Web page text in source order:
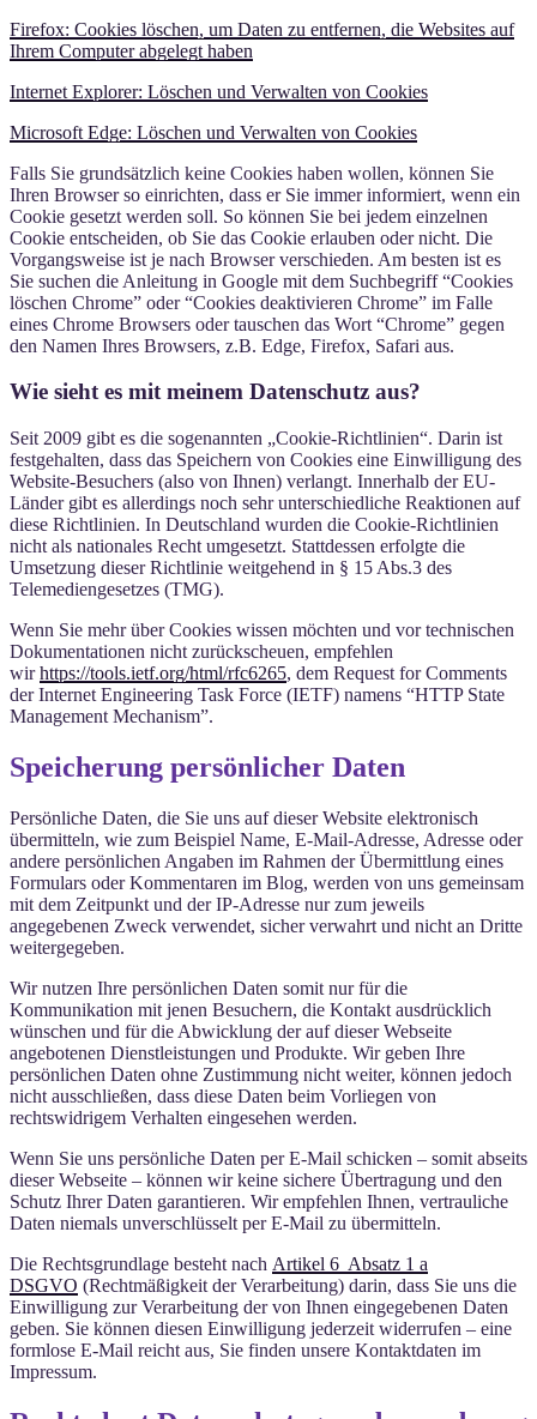
Firefox: Cookies löschen, um Daten zu entfernen, die Websites auf
Ihrem Computer abgelegt haben
Internet Explorer: Löschen und Verwalten von Cookies
Microsoft Edge: Löschen und Verwalten von Cookies
Falls Sie grundsätzlich keine Cookies haben wollen, können Sie
Ihren Browser so einrichten, dass er Sie immer informiert, wenn ein
Cookie gesetzt werden soll. So können Sie bei jedem einzelnen
Cookie entscheiden, ob Sie das Cookie erlauben oder nicht. Die
Vorgangsweise ist je nach Browser verschieden. Am besten ist es
Sie suchen die Anleitung in Google mit dem Suchbegriff “Cookies
löschen Chrome” oder “Cookies deaktivieren Chrome” im Falle
eines Chrome Browsers oder tauschen das Wort “Chrome” gegen
den Namen Ihres Browsers, z.B. Edge, Firefox, Safari aus.
Wie sieht es mit meinem Datenschutz aus?
Seit 2009 gibt es die sogenannten „Cookie-Richtlinien“. Darin ist
festgehalten, dass das Speichern von Cookies eine Einwilligung des
Website-Besuchers (also von Ihnen) verlangt. Innerhalb der EU-
Länder gibt es allerdings noch sehr unterschiedliche Reaktionen auf
diese Richtlinien. In Deutschland wurden die Cookie-Richtlinien
nicht als nationales Recht umgesetzt. Stattdessen erfolgte die
Umsetzung dieser Richtlinie weitgehend in § 15 Abs.3 des
Telemediengesetzes (TMG).
Wenn Sie mehr über Cookies wissen möchten und vor technischen
Dokumentationen nicht zurückscheuen, empfehlen
wirhttps://tools.ietf.org/html/rfc6265, dem Request for Comments
der Internet Engineering Task Force (IETF) namens “HTTP State
Management Mechanism”.
Speicherung persönlicher Daten
Persönliche Daten, die Sie uns auf dieser Website elektronisch
übermitteln, wie zum Beispiel Name, E-Mail-Adresse, Adresse oder
andere persönlichen Angaben im Rahmen der Übermittlung eines
Formulars oder Kommentaren im Blog, werden von uns gemeinsam
mit dem Zeitpunkt und der IP-Adresse nur zum jeweils
angegebenen Zweck verwendet, sicher verwahrt und nicht an Dritte
weitergegeben.
Wir nutzen Ihre persönlichen Daten somit nur für die
Kommunikation mit jenen Besuchern, die Kontakt ausdrücklich
wünschen und für die Abwicklung der auf dieser Webseite
angebotenen Dienstleistungen und Produkte. Wir geben Ihre
persönlichen Daten ohne Zustimmung nicht weiter, können jedoch
nicht ausschließen, dass diese Daten beim Vorliegen von
rechtswidrigem Verhalten eingesehen werden.
Wenn Sie uns persönliche Daten per E-Mail schicken – somit abseits
dieser Webseite – können wir keine sichere Übertragung und den
Schutz Ihrer Daten garantieren. Wir empfehlen Ihnen, vertrauliche
Daten niemals unverschlüsselt per E-Mail zu übermitteln.
Die Rechtsgrundlage besteht nach Artikel 6 Absatz 1 a
DSGVO (Rechtmäßigkeit der Verarbeitung) darin, dass Sie uns die
Einwilligung zur Verarbeitung der von Ihnen eingegebenen Daten
geben. Sie können diesen Einwilligung jederzeit widerrufen – eine
formlose E-Mail reicht aus, Sie finden unsere Kontaktdaten im
Impressum.